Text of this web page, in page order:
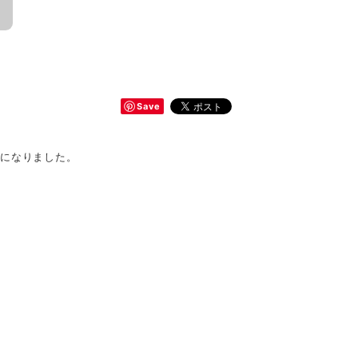
Save
なりました。